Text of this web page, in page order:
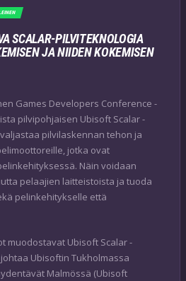
SCALAR-PILVITEKNOLOGIA
JA NIIDEN KOKEMISEN
Games Developers Conference -
pilvipohjaisen Ubisoft Scalar -
pilvilaskennan tehon ja
jotka ovat
Näin voidaan
pelaajien laitteistoista ja tuoda
pelinkehitykselle että
muodostavat Ubisoft Scalar -
Ubisoftin Tukholmassa
Malmössä (Ubisoft